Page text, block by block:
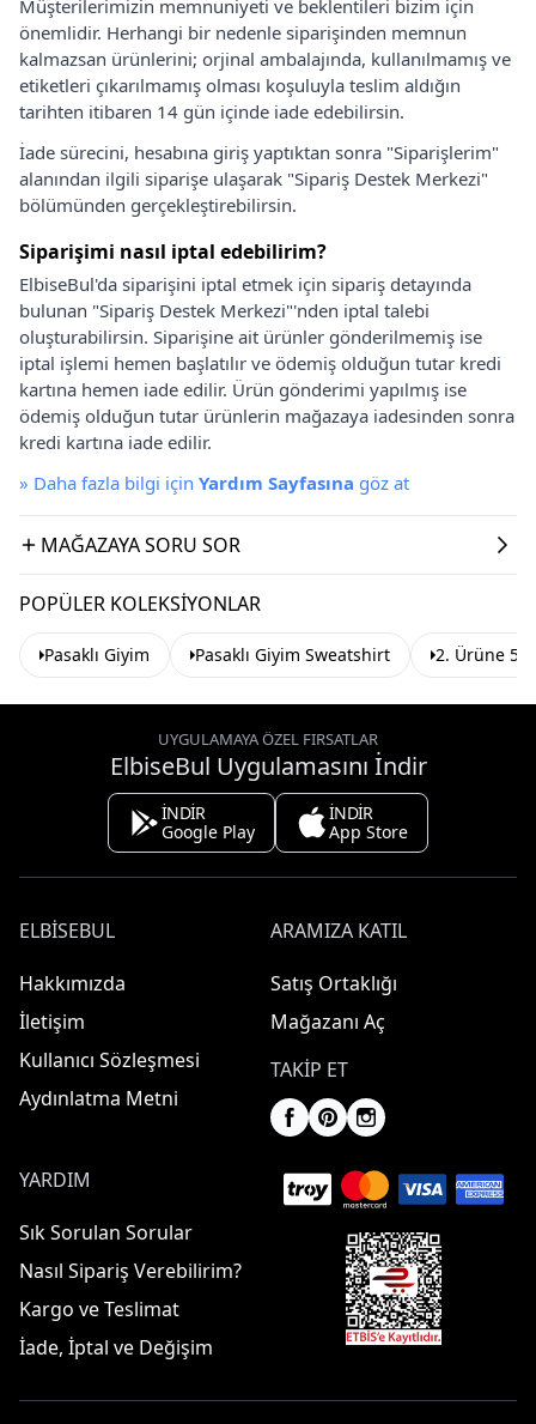
Müşterilerimizin memnuniyeti ve beklentileri bizim için
önemlidir. Herhangi bir nedenle siparişinden memnun
kalmazsan ürünlerini; orjinal ambalajında, kullanılmamış ve
etiketleri çıkarılmamış olması koşuluyla teslim aldığın
tarihten itibaren 14 gün içinde iade edebilirsin.
İade sürecini, hesabına giriş yaptıktan sonra "Siparişlerim"
alanından ilgili siparişe ulaşarak "Sipariş Destek Merkezi"
bölümünden gerçekleştirebilirsin.
Siparişimi nasıl iptal edebilirim?
ElbiseBul'da siparişini iptal etmek için sipariş detayında
bulunan "Sipariş Destek Merkezi"'nden iptal talebi
oluşturabilirsin. Siparişine ait ürünler gönderilmemiş ise
iptal işlemi hemen başlatılır ve ödemiş olduğun tutar kredi
kartına hemen iade edilir. Ürün gönderimi yapılmış ise
ödemiş olduğun tutar ürünlerin mağazaya iadesinden sonra
kredi kartına iade edilir.
» Daha fazla bilgi için Yardım Sayfasına göz at
MAĞAZAYA SORU SOR
POPÜLER KOLEKSIYONLAR
Pasaklı Giyim Pasaklı Giyim Sweatshirt 2. Ürüne 50
UYGULAMAYA ÖZEL FIRSATLAR
ElbiseBul Uygulamasını İndir
İNDİR
Google Play
İNDİR
App Store
ELBISEBUL
Hakkımızda
İletişim
Kullanıcı Sözleşmesi
Aydınlatma Metni
ARAMIZA KATIL
Satış Ortaklığı
Mağazanı Aç
TAKIP ET
YARDIM
Sık Sorulan Sorular
Nasıl Sipariş Verebilirim?
Kargo ve Teslimat
İade, İptal ve Değişim